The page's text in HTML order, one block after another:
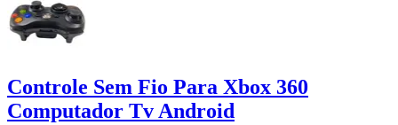
Controle Sem Fio Para Xbox 360
Computador Tv Android